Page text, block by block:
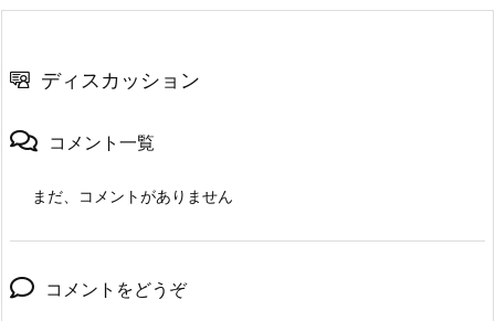
ディスカッション
コメント一覧
まだ、コメントがありません
コメントをどうぞ